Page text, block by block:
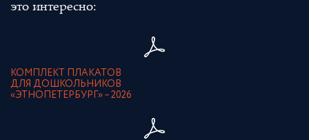
это интересно:
КОМПЛЕКТ ПЛАКАТОВ
ДЛЯ ДОШКОЛЬНИКОВ
«ЭТНОПЕТЕРБУРГ» – 2026